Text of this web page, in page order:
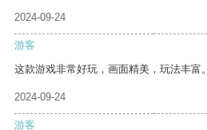
2024-09-24
游客
这款游戏非常好玩，画面精美，玩法丰富。
2024-09-24
游客